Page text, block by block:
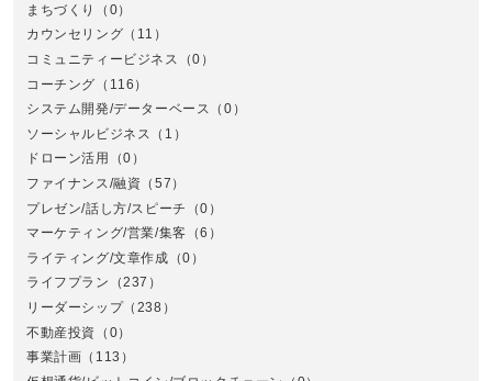
まちづくり
（0）
カウンセリング （11）
コミュニティービジネス
（0）
コーチング （116）
システム開発/データーベース （0）
ソーシャルビジネス （1）
ドローン活用
（0）
ファイナンス/融資 （57）
プレゼン/話し方/スピーチ
（0）
マーケティング/営業/集客 （6）
ライティング/文章作成 （0）
ライフプラン
（237）
リーダーシップ（238）
不動産投資 （0）
事業計画 （113）